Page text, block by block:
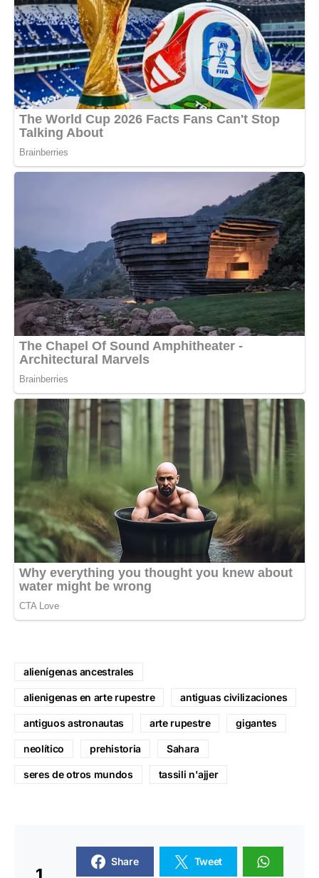
alienígenas ancestrales
alienigenas en arte rupestre antiguas civilizaciones
antiguos astronautas arte rupestre gigantes
neolítico prehistoria Sahara
seres de otros mundos tassili n'ajjer
Share Tweet